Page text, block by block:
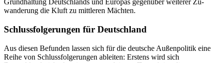
Grundhaltung Deutschlands und Europas gegenüber weiterer Zu­
wanderung die Kluft zu mittleren Mächten.
Schlussfolgerungen für Deutschland
Aus diesen Befunden lassen sich für die deutsche Außenpolitik eine
Reihe von Schlussfolgerungen ableiten: Erstens wird sich